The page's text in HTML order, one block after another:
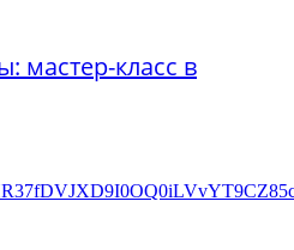
мастер-класс в